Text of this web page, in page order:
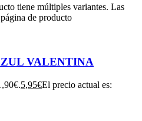
tiene múltiples variantes. Las
de producto
VALENTINA
5,95€El precio actual es: